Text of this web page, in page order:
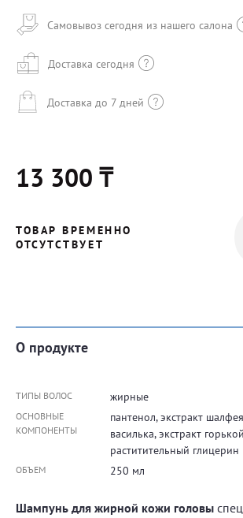
Самовывоз сегодня из нашего салона
Доставка сегодня
Доставка до 7 дней
13 300 ₸
ТОВАР ВРЕМЕННО
ОТСУТСТВУЕТ
О продукте
ТИПЫ ВОЛОС жирные
ОСНОВНЫЕ
КОМПОНЕНТЫ
пантенол, экстракт
василька, экстракт
раститительный глицерин
ОБЪЕМ 250 мл
Шампунь для жирной кожи головы